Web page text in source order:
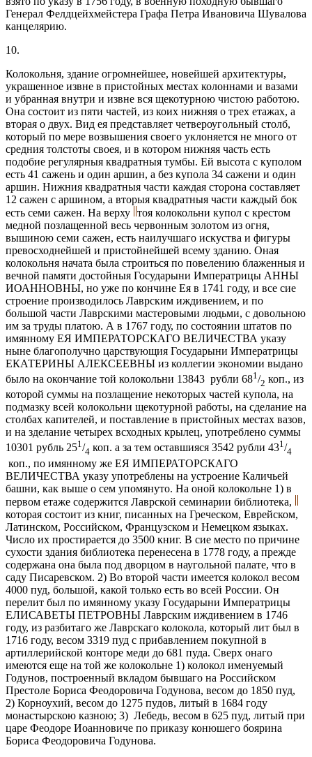
Генерал Фелдцейхмейстера Графа Петра Ивановича Шувалова
канцелярию.
10.
Колокольня, здание огромнейшее, новейшей архитектуры,
украшенное извне в пристойных местах колоннами и вазами
и убранная внутри и извне вся щекотурною чистою работою.
Она состоит из пяти частей, из коих нижняя о трех етажах, а
вторая о двух. Вид ея представляет четвероугольный столб,
который по мере возвышения своего уклоняется не много от
средния толстоты своея, и в котором нижняя часть есть
подобие регулярныя квадратныя тумбы. Ей высота с куполом
есть 41 сажень и один аршин, а без купола 34 сажени и один
аршин. Нижния квадратныя части каждая сторона составляет
12 сажен с аршином, а вторыя квадратныя части каждый бок
есть семи сажен. На верху тоя колокольни купол с крестом
медной позлащенной весь червонным золотом из огня,
вышиною семи сажен, есть наилучшаго искуства и фигуры
превосходнейшей и пристойнейшей всему зданию. Оная
колокольня начата была строиться по повелению блаженныя и
вечной памяти достойныя Государыни Императрицы АННЫ
ИОАННОВНЫ, но уже по кончине Ея в 1741 году, и все сие
строение производилось Лаврским иждивением, и по
большой части Лаврскими мастеровыми людьми, с довольною
им за труды платою. А в 1767 году, по состоянии штатов по
имянному ЕЯ ИМПЕРАТОРСКАГО ВЕЛИЧЕСТВА указу
ныне благополучно царствующия Государыни Императрицы
ЕКАТЕРИНЫ АЛЕКСЕЕВНЫ из коллегии экономии выдано
было на окончание той колокольни 13843 рубли 681 /2 коп., из
которой суммы на позлащение некоторых частей купола, на
подмазку всей колокольни щекотурной работы, на сделание на
столбах капителей, и поставление в пристойных местах вазов,
и на зделание четырех всходных крылец, употреблено суммы
10301 рубль 251/4 коп. а за тем оставшияся 3542 рубли 431/4
коп., по имянному же ЕЯ ИМПЕРАТОРСКАГО
ВЕЛИЧЕСТВА указу употреблены на устроение Каличьей
башни, как выше о сем упомянуто. На оной колокольне 1) в
первом етаже содержится Лаврской семинарии библиотека,
которая состоит из книг, писанных на Греческом, Еврейском,
Латинском, Российском, Французском и Немецком языках.
Число их простирается до 3500 книг. В сие место по причине
сухости здания библиотека перенесена в 1778 году, а прежде
содержана она была под дворцом в наугольной палате, что в
саду Писаревском. 2) Во второй части имеется колокол весом
4000 пуд, большой, какой только есть во всей России. Он
перелит был по имянному указу Государыни Императрицы
ЕЛИСАВЕТЫ ПЕТРОВНЫ Лаврским иждивением в 1746
году, из разбитаго же Лаврскаго колокола, который лит был в
1716 году, весом 3319 пуд с прибавлением покупной в
артиллерийской конторе меди до 681 пуда. Сверх онаго
имеются еще на той же колокольне 1) колокол именуемый
Годунов, построенный вкладом бывшаго на Российском
Престоле Бориса Феодоровича Годунова, весом до 1850 пуд,
2) Корноухий, весом до 1275 пудов, литый в 1684 году
монастырскою казною; 3) Лебедь, весом в 625 пуд, литый при
царе Феодоре Иоанновиче по приказу конюшего боярина
Бориса Феодоровича Годунова.